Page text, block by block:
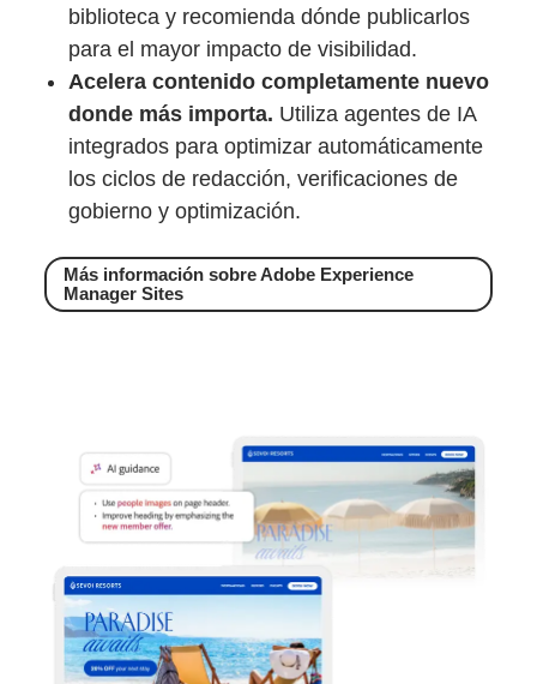
biblioteca y recomienda dónde publicarlos
para el mayor impacto de visibilidad.
Acelera contenido completamente nuevo
donde más importa. Utiliza agentes de IA
integrados para optimizar automáticamente
los ciclos de redacción, verificaciones de
gobierno y optimización.
Más información sobre Adobe Experience
Manager Sites